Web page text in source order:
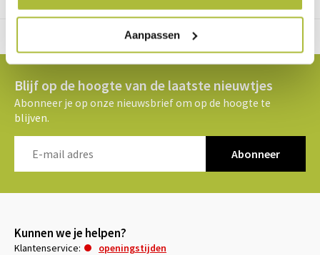
Aanpassen
Gratis verzending vanaf €2000 in NL
Blijf op de hoogte van de laatste nieuwtjes
Abonneer je op onze nieuwsbrief om op de hoogte te
blijven.
Abonneer
Kunnen we je helpen?
Klantenservice:
openingstijden